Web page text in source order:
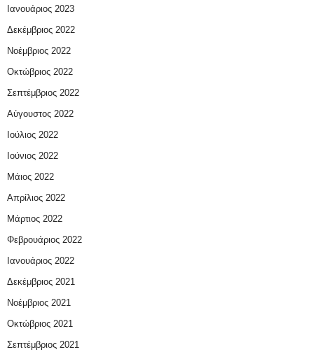
Ιανουάριος 2023
Δεκέμβριος 2022
Νοέμβριος 2022
Οκτώβριος 2022
Σεπτέμβριος 2022
Αύγουστος 2022
Ιούλιος 2022
Ιούνιος 2022
Μάιος 2022
Απρίλιος 2022
Μάρτιος 2022
Φεβρουάριος 2022
Ιανουάριος 2022
Δεκέμβριος 2021
Νοέμβριος 2021
Οκτώβριος 2021
Σεπτέμβριος 2021